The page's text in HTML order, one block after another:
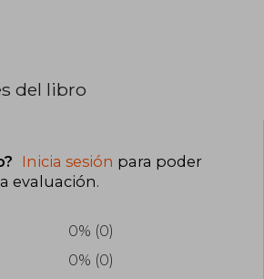
del libro
Inicia sesión para poder
evaluación.
0% (0)
0% (0)